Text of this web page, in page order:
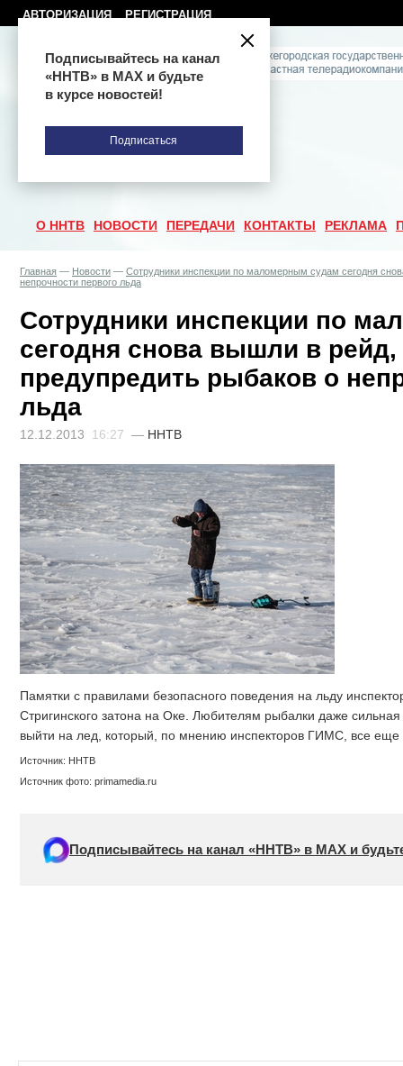
АВТОРИЗАЦИЯ РЕГИСТРАЦИЯ
О ННТВ НОВОСТИ ПЕРЕДАЧИ КОНТАКТЫ РЕКЛАМА
Главная — Новости — Сотрудники инспекции по маломерным судам сегодня
непрочности первого льда
Сотрудники инспекции по
сегодня снова вышли в
предупредить рыбаков о
льда
12.12.2013 16:27 — ННТВ
Памятки с правилами безопасного поведения на льду
Стригинского затона на Оке. Любителям рыбалки даже
выйти на лед, который, по мнению инспекторов ГИМС, все еще
Источник: ННТВ
Источник фото: primamedia.ru
Подписывайтесь на канал «ННТВ» в МАХ и
Подписывайтесь на канал
«ННТВ» в МАХ и будьте
в курсе новостей!
Подписаться